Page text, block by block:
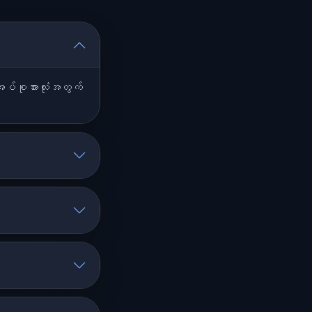
စုအားလုံးအတွက်